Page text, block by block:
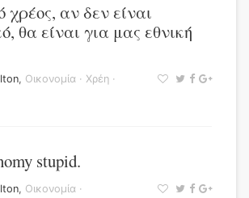
χρέος, αν δεν είναι
θα είναι για μας εθνική
, Οικονομία · Χρέη ·
stupid.
, Οικονομία ·